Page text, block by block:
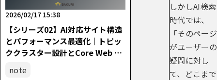
しかしAI検索
時代では、
「そのページ
がユーザーの
疑問に対し
て、どこまで
2026/02/17 15:38
【シリーズ02】AI対応サイト構造
とパフォーマンス最適化｜トピッ
ククラスター設計とCore Web Vit
note